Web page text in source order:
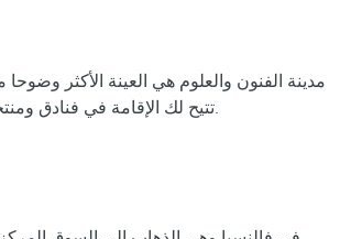
مدينة الفنون والعلوم هي العينة الأكثر
مبانٍ رمزية مثل Oceanográfico أو L'Hemisfèric أو متحف Príncipe Felipe Science. تتيح لك الإقامة في فنادق ومنتجعات بارسيلو في فالنسيا ألا تفقد هذا المنظر الرائع طوال فترة إقامتك.